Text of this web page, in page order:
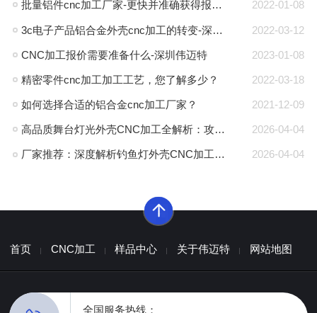
2022-01-08
批量铝件cnc加工厂家-更快并准确获得报价-深圳伟迈特
2022-03-12
3c电子产品铝合金外壳cnc加工的转变-深圳伟迈特
2023-01-08
CNC加工报价需要准备什么-深圳伟迈特
2022-03-18
精密零件cnc加工加工工艺，您了解多少？
2021-12-09
如何选择合适的铝合金cnc加工厂家？
2026-04-04
高品质舞台灯光外壳CNC加工全解析：攻克散热与精度难题的厂家推荐
2026-04-04
厂家推荐：深度解析钓鱼灯外壳CNC加工的高精度工艺与耐腐蚀方案
首页 CNC加工 样品中心 关于伟迈特 网站地图
全国服务热线：